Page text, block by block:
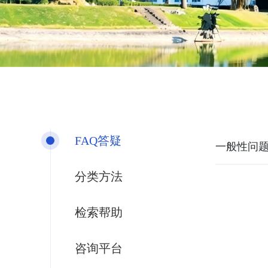
FAQ答疑
分类方法
检索帮助
咨询平台
一般性问